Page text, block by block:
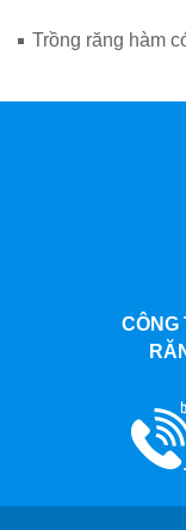
Trồng răng hàm
CÔNG